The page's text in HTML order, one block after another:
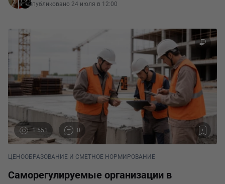
Опубликовано 24 июля в 12:00
1 551 0
ЦЕНООБРАЗОВАНИЕ И СМЕТНОЕ НОРМИРОВАНИЕ
Саморегулируемые организации в